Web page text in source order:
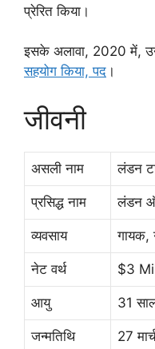
प्रेरित किया।
इसके अलावा, 2020 में,
सहयोग किया, पद ।
जीवनी
असली नाम लंडन
प्रसिद्ध नाम लंडन
व्यवसाय गायक,
नेट वर्थ $3
आयु 31
जन्मतिथि 27